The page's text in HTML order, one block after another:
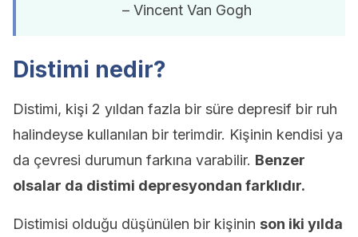
– Vincent Van Gogh
Distimi nedir?
Distimi, kişi 2 yıldan fazla bir süre depresif bir ruh
halindeyse kullanılan bir terimdir. Kişinin kendisi ya
da çevresi durumun farkına varabilir. Benzer
olsalar da distimi depresyondan farklıdır.
Distimisi olduğu düşünülen bir kişinin son iki yılda